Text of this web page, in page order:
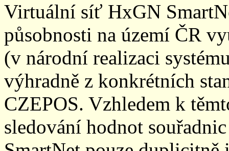
Virtuální síť HxGN
působnosti na území ČR
(v národní realizaci
výhradně z konkrétních
CZEPOS. Vzhledem k
sledování hodnot